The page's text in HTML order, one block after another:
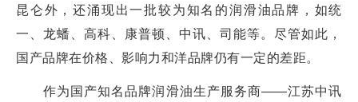
昆仑外，还涌现出一批较为知名的润滑油品牌，如统
一、龙蟠、高科、康普顿、中讯、司能等。尽管如此，
国产品牌在价格、影响力和洋品牌仍有一定的差距。
作为国产知名品牌润滑油生产服务商——江苏中讯